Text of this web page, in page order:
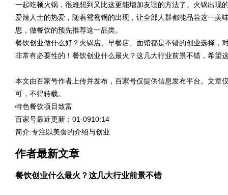
一起吃顿火锅，很难想到又比这更能增加友谊的方法了。火锅出现
爱辣人士的热爱，随着鸳鸯锅的出现，让全部人群都能品尝这一美
思，做餐饮的预先推荐这一品类。
餐饮创业做什么好？火锅店、早餐店、面馆都是不错的创业选择，
非常有必要性的！餐饮创业什么最火？这几大行业前景不错，希望
本文由百家号作者上传并发布，百家号仅提供信息发布平台。文章
可，不得转载。
特色餐饮项目致富
百家号最近更新：01-0910:14
简介:专注以美食的介绍与创业
作者最新文章
餐饮创业什么最火？这几大行业前景不错